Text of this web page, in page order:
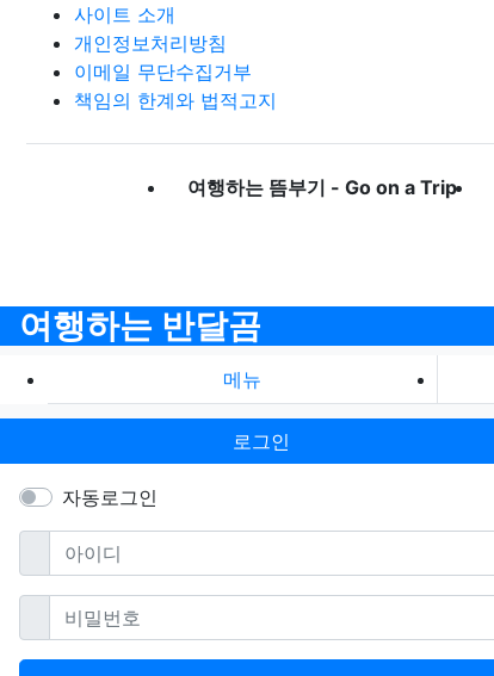
사이트 소개
개인정보처리방침
이메일 무단수집거부
책임의 한계와 법적고지
여행하는 뜸부기 - Go on a Trip
여행하는 반달곰
메뉴
로그인
자동로그인
아이디필수
비밀번호필수